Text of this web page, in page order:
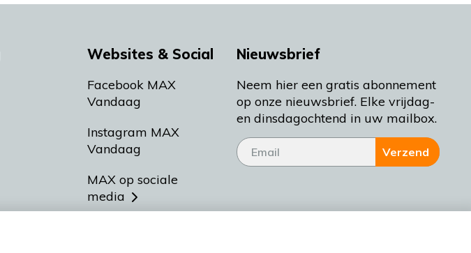
Websites & Social
Facebook MAX
Vandaag
Instagram MAX
Vandaag
MAX op sociale
media
Nieuwsbrief
Neem hier een gratis abonnement
op onze nieuwsbrief. Elke vrijdag-
en dinsdagochtend in uw mailbox.
Verzend